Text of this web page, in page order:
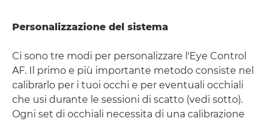
Personalizzazione del sistema
Ci sono tre modi per personalizzare l'Eye Control
AF. Il primo e più importante metodo consiste nel
calibrarlo per i tuoi occhi e per eventuali occhiali
che usi durante le sessioni di scatto (vedi sotto).
Ogni set di occhiali necessita di una calibrazione